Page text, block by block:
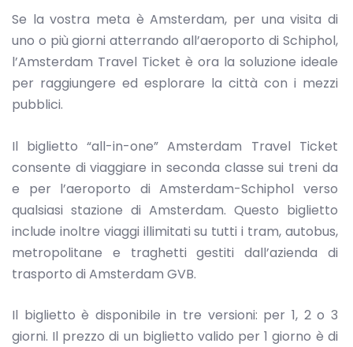
Se la vostra meta è Amsterdam, per una visita di
uno o più giorni atterrando all’aeroporto di Schiphol,
l’Amsterdam Travel Ticket è ora la soluzione ideale
per raggiungere ed esplorare la città con i mezzi
pubblici.
Il biglietto “all-in-one” Amsterdam Travel Ticket
consente di viaggiare in seconda classe sui treni da
e per l’aeroporto di Amsterdam-Schiphol verso
qualsiasi stazione di Amsterdam. Questo biglietto
include inoltre viaggi illimitati su tutti i tram, autobus,
metropolitane e traghetti gestiti dall’azienda di
trasporto di Amsterdam GVB.
Il biglietto è disponibile in tre versioni: per 1, 2 o 3
giorni. Il prezzo di un biglietto valido per 1 giorno è di